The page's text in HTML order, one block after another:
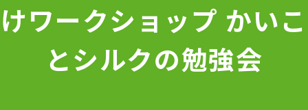
けワークショップ かいこ
とシルクの勉強会